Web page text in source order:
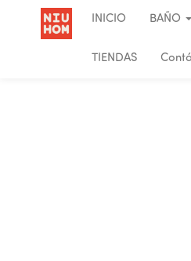
INICIO BAÑO
TIENDAS